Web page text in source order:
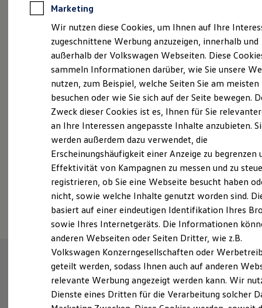
Anpfiff zum Gewinn
Elektroautos
ID. Tutorials
Elektrofahrzeugkonzepte
Reichweite
Reichweite der ID. Modelle
Reichweite im Winter
Laden
Laden unterwegs
Laden Zuhause
Ladezeitensimulator
Batterie
Sicherheit
Garantie und Lebensdauer
Nachhaltigkeit
Technologie
Kosten und Kauf
Verbrauchskosten
Kaufoptionen
E-Auto-Förderung
Software und Konnektivität
Die ID. Software 6
ID. Software Versionen und Updates
Digitale Extras
Schnittstellen zu Ihrem ID.
Probefahrt vereinbaren
Fahrzeugangebot anfordern
Serviceanfrage stellen
Marketing
Wir nutzen diese Cookies, um Ihnen auf Ihre
zugeschnittene Werbung anzuzeigen, innerhalb und
außerhalb der Volkswagen Webseiten. Diese
sammeln Informationen darüber, wie Sie unsere
nutzen, zum Beispiel, welche Seiten Sie am meisten
besuchen oder wie Sie sich auf der Seite bewegen.
Zweck dieser Cookies ist es, Ihnen für Sie
an Ihre Interessen angepasste Inhalte anzubieten.
werden außerdem dazu verwendet, die
Erscheinungshäufigkeit einer Anzeige zu begrenzen
Effektivität von Kampagnen zu messen und zu
registrieren, ob Sie eine Webseite besucht haben
nicht, sowie welche Inhalte genutzt worden sind.
basiert auf einer eindeutigen Identifikation Ihres
sowie Ihres Internetgeräts. Die Informationen
anderen Webseiten oder Seiten Dritter, wie z.B.
Volkswagen Konzerngesellschaften oder
geteilt werden, sodass Ihnen auch auf anderen
relevante Werbung angezeigt werden kann. Wir
Dienste eines Dritten für die Verarbeitung solcher